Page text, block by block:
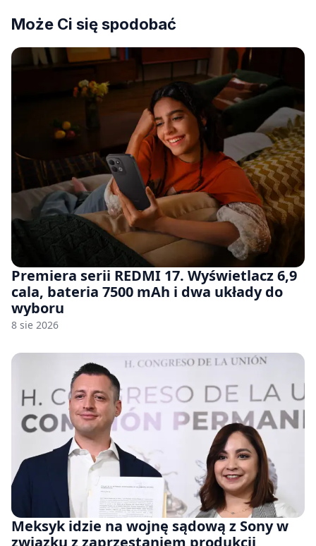
Może Ci się spodobać
Premiera serii REDMI 17. Wyświetlacz 6,9
cala, bateria 7500 mAh i dwa układy do
wyboru
8 sie 2026
Meksyk idzie na wojnę sądową z Sony w